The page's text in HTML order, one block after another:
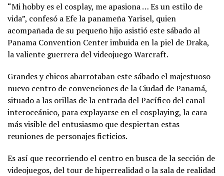
“Mi hobby es el cosplay, me apasiona … Es un estilo de
vida”, confesó a Efe la panameña Yarisel, quien
acompañada de su pequeño hijo asistió este sábado al
Panama Convention Center imbuida en la piel de Draka,
la valiente guerrera del videojuego Warcraft.
Grandes y chicos abarrotaban este sábado el majestuoso
nuevo centro de convenciones de la Ciudad de Panamá,
situado a las orillas de la entrada del Pacífico del canal
interoceánico, para explayarse en el cosplaying, la cara
más visible del entusiasmo que despiertan estas
reuniones de personajes ficticios.
Es así que recorriendo el centro en busca de la sección de
videojuegos, del tour de hiperrealidad o la sala de realidad